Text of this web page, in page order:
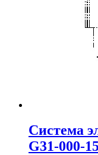
Система
G31-000-